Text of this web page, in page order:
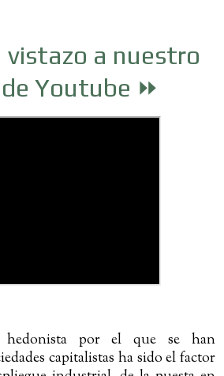
vistazo a nuestro
Youtube ⏩
hedonista por el que se han
capitalistas ha sido el factor